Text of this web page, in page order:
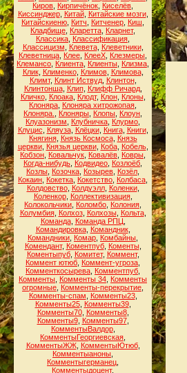
Киров Кирпичёнок Киселёв
Киссинджер, Китай, Китайские мозги,
Китайскиеню Китч Китченер Киш
Кладбище Кларетта Кларнет,
Классика Классификация
Классицизм
Клевета, Клеветники,
Клеветница Клее КлееХ Клезмеры
Клемансо Клиента Клиенты Клизма
Клик, Клименко, Климов, Климова,
Климт, Клинт Иствуд, Клинтон,
Клинтонша, Клип, Клифф Ричард,
Кличко, Клоака, Клодт, Клон, Клоны,
Клоняра Клоняра хитрожопая
Клоняра.
Клоняры Клопы Клоун
Клуазонизм
Клубничка Клурмо
Клуцис
Кляуза, Клёцки, Книга, Книги,
Княгиня, Князь Космоса, Князь
церкви, Князья церкви, Коба, Кобель,
Кобзон Ковальчук Ковалёв Ковры
Когда-нибудь Кодвидео Козлоёб
Козлы Козочка Козырев Козёл
Кокаин Кокетка Кокетство Колбаса
Колдовство, Колдуэлл, Коленки,
Коленкор, Коллективизация,
Колокольчики Коломбо Колония
Колумбия, Колхоз, Колхозы, Кольта,
Команда, Команда РПЦ
Командировка, Командник,
Командники Комар Комбайны
Комендант, Коментпуб, Коменты,
Коментыпуб, Комитет, Коммент,
Коммент ютюб Коммент-угроза
Комменткосырева Комментпуб
Комменты Комменты 34 Комменты
огромные Комменты-перекрытие
Комменты-спам
Комменты23,
Комменты25, Комменты39,
Комменты70, Комменты8,
Комменты9, Комменты97,
КомментыВалдор,
КомментыГеоргиевская
КомментыЖЖ, КомментыЮтюб,
Комментыаноны
Комментыгерманец
Комментыдоцент,